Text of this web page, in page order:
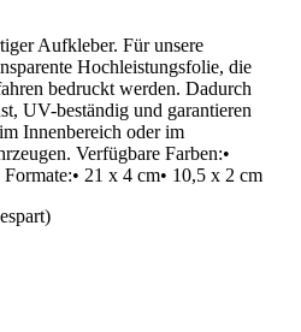
Aufkleber. Für unsere
Hochleistungsfolie, die
bedruckt werden. Dadurch
UV-beständig und garantieren
Innenbereich oder im
Verfügbare Farben:•
21 x 4 cm• 10,5 x 2 cm